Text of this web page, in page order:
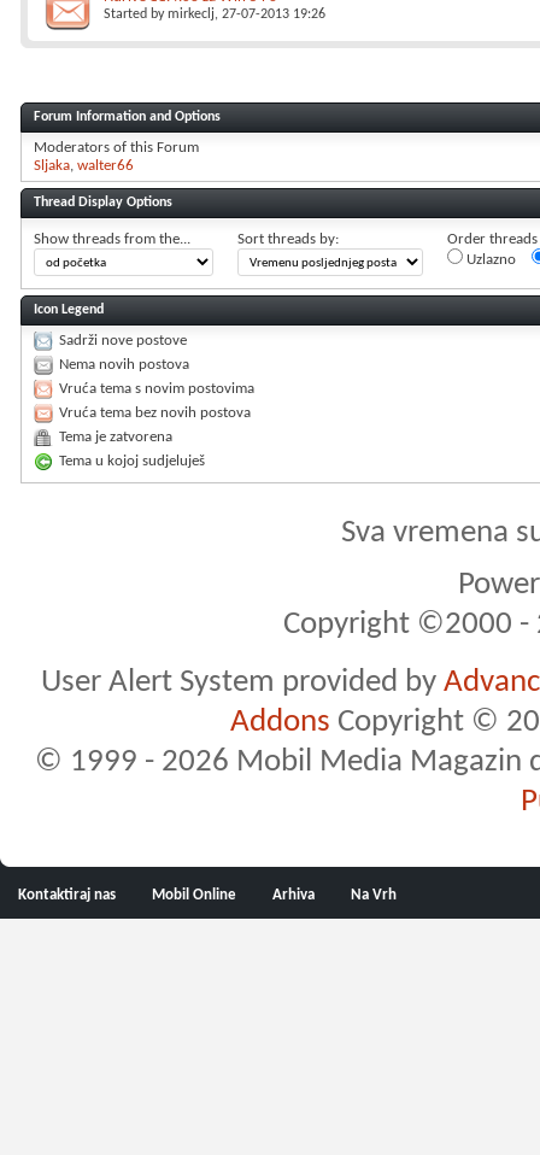
Started bymirkeclj, 27-07-2013 19:26
Forum Information and Options
Moderators of this Forum
Sljaka walter66
Thread Display Options
Show threads from the... Sort threads by:
Order threads
Uzlazno
Icon Legend
Sadrži nove postove
Nema novih postova
Vruća tema s novim postovima
Vruća tema bez novih postova
Tema je zatvorena
Tema u kojoj sudjeluješ
Sva vremena
Copyright ©2000 -
User Alert System provided by
Addons Copyright ©
© 1999 - 2026 Mobil Media Magazin
Kontaktiraj nas Mobil Online Arhiva Na Vrh